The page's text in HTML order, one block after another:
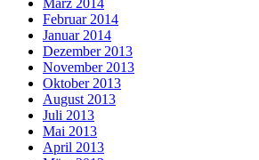
März 2014
Februar 2014
Januar 2014
Dezember 2013
November 2013
Oktober 2013
August 2013
Juli 2013
Mai 2013
April 2013